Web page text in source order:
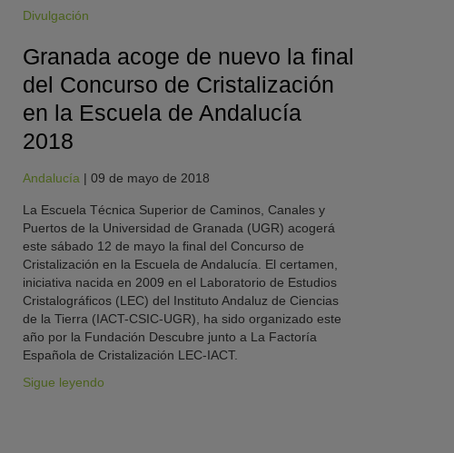
Divulgación
Granada acoge de nuevo la final
del Concurso de Cristalización
en la Escuela de Andalucía
2018
Andalucía | 09 de mayo de 2018
La Escuela Técnica Superior de Caminos, Canales y
Puertos de la Universidad de Granada (UGR) acogerá
este sábado 12 de mayo la final del Concurso de
Cristalización en la Escuela de Andalucía. El certamen,
iniciativa nacida en 2009 en el Laboratorio de Estudios
Cristalográficos (LEC) del Instituto Andaluz de Ciencias
de la Tierra (IACT-CSIC-UGR), ha sido organizado este
año por la Fundación Descubre junto a La Factoría
Española de Cristalización LEC-IACT.
Sigue leyendo